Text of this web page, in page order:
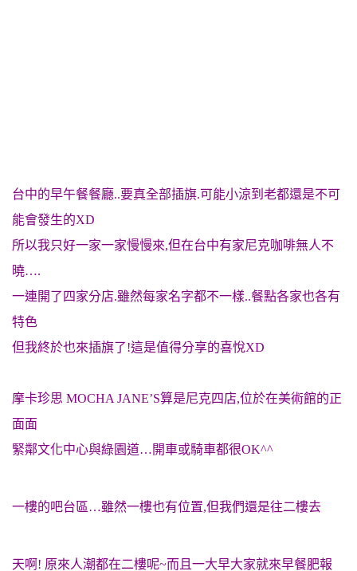
台中的早午餐餐廳..要真全部插旗.可能小涼到老都還是不可
能會發生的XD
所以我只好一家一家慢慢來,但在台中有家尼克咖啡無人不
曉….
一連開了四家分店.雖然每家名字都不一樣..餐點各家也各有
特色
但我終於也來插旗了!這是值得分享的喜悅XD
摩卡珍思 MOCHA JANE’S算是尼克四店,位於在美術館的正
面面
緊鄰文化中心與綠園道…開車或騎車都很OK^^
一樓的吧台區…雖然一樓也有位置,但我們還是往二樓去
天啊! 原來人潮都在二樓呢~而且一大早大家就來早餐肥報